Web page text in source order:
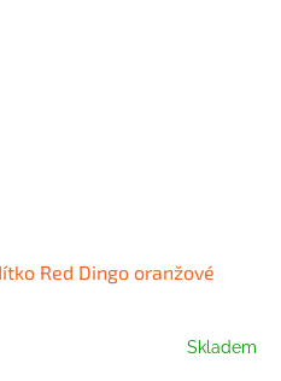
Red Dingo oranžové
Skladem